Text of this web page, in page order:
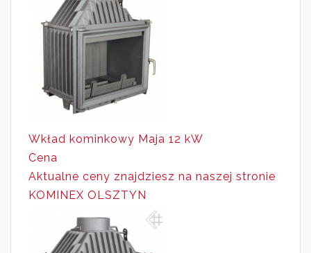
Wkład kominkowy Maja 12 kW
Cena
Aktualne ceny znajdziesz na naszej stronie
KOMINEX OLSZTYN